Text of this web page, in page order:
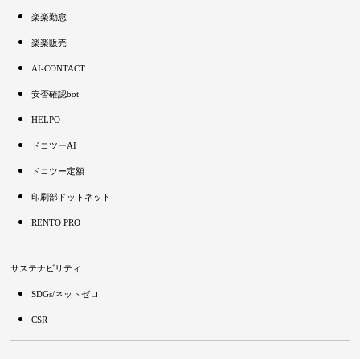
楽楽勤怠
楽楽販売
AI-CONTACT
安否確認bot
HELPO
ドコツーAI
ドコツー定額
印刷部ドットネット
RENTO PRO
サステナビリティ
SDGs/ネットゼロ
CSR